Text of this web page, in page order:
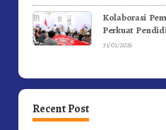
Kolaborasi
Perkuat
Mental
31/01/2026
Recent Post